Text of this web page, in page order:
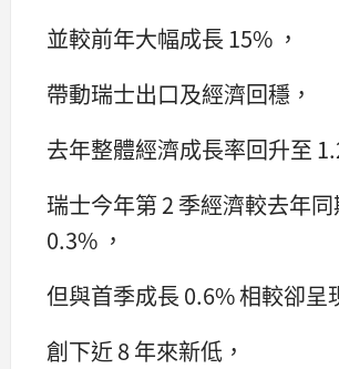
並較前年大幅成長 15% ，
帶動瑞士出口及經濟回穩，
去年整體經濟成長率回升至
瑞士今年第 2 季經濟較去年
0.3% ，
但與首季成長 0.6% 相較卻呈
創下近 8 年來新低，